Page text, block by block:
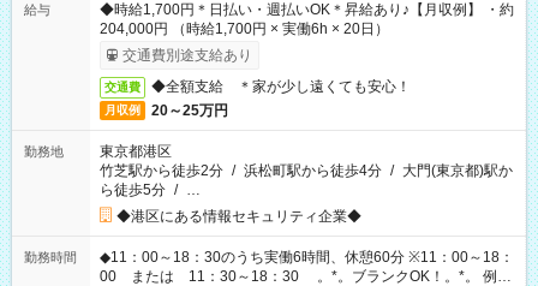
給与
◆時給1,700円＊日払い・週払いOK＊昇給あり♪【月収例】 ・約
204,000円 （時給1,700円 × 実働6h × 20日）
交通費別途支給あり
交通費 ◆全額支給 ＊家が少し遠くても安心！
月収例 20～25万円
勤務地
東京都港区
竹芝駅から徒歩2分 / 浜松町駅から徒歩4分 / 大門(東京都)駅か
ら徒歩5分 / …
◆港区にある情報セキュリティ企業◆
勤務時間
◆11：00～18：30のうち実働6時間、休憩60分 ※11：00～18：
00 または 11：30～18：30 。*。ブランクOK！。*。 例え